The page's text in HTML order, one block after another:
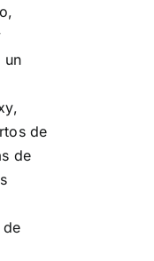
un
de
de